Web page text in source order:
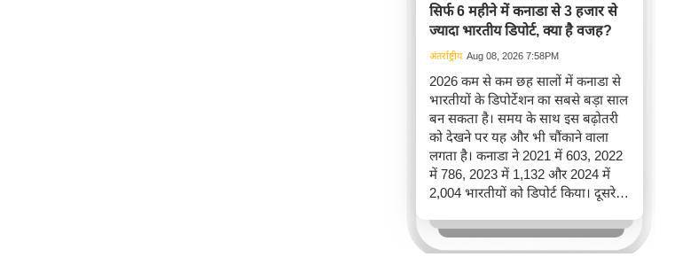
सिर्फ 6 महीने में कनाडा से 3 हजार से
ज्यादा भारतीय डिपोर्ट, क्या है वजह?
अंतर्राष्ट्रीय Aug 08, 2026 7:58PM
2026 कम से कम छह सालों में कनाडा से
भारतीयों के डिपोर्टेशन का सबसे बड़ा साल
बन सकता है। समय के साथ इस बढ़ोतरी
को देखने पर यह और भी चौंकाने वाला
लगता है। कनाडा ने 2021 में 603, 2022
में 786, 2023 में 1,132 और 2024 में
2,004 भारतीयों को डिपोर्ट किया। दूसरे
पूरे साल की तुलना में 2026 की पहली
छमाही में ज़्यादा भारतीयों को वापस भेजा